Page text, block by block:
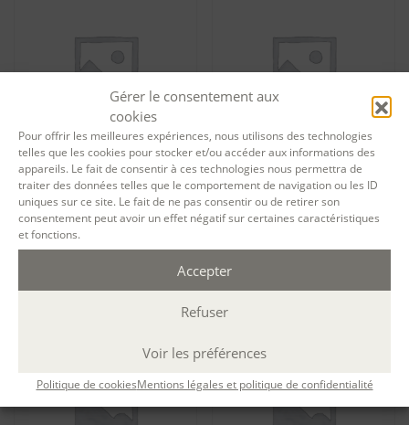
Gérer le consentement aux
cookies
Pour offrir les meilleures expériences, nous utilisons des technologies
telles que les cookies pour stocker et/ou accéder aux informations des
appareils. Le fait de consentir à ces technologies nous permettra de
traiter des données telles que le comportement de navigation ou les ID
uniques sur ce site. Le fait de ne pas consentir ou de retirer son
consentement peut avoir un effet négatif sur certaines caractéristiques
et fonctions.
Accepter
Refuser
Voir les préférences
Politique de cookiesMentions légales et politique de confidentialité
Tarif formation permanente
Poésie du quotidien – session
12541
432,00€
Tarif formation permanente
Poésie du quotidien – session
12542